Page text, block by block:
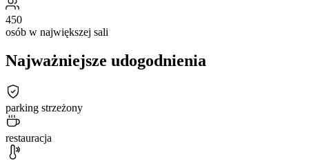
450
osób w największej sali
Najważniejsze udogodnienia
parking strzeżony
restauracja